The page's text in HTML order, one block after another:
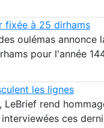
fixée à 25 dirhams
oulémas annonce
pour l'année
les lignes
LeBrief rend
ces